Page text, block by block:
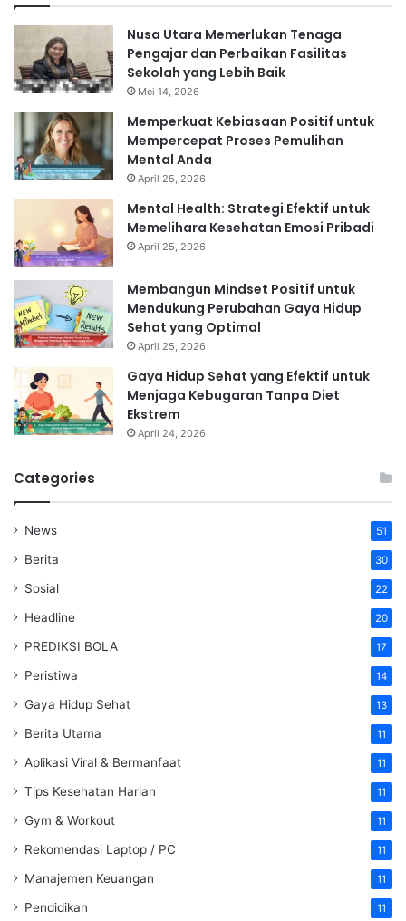
Nusa Utara Memerlukan Tenaga
Pengajar dan Perbaikan Fasilitas
Sekolah yang Lebih Baik
Mei 14, 2026
Memperkuat Kebiasaan Positif untuk
Mempercepat Proses Pemulihan
Mental Anda
April 25, 2026
Mental Health: Strategi Efektif untuk
Memelihara Kesehatan Emosi Pribadi
April 25, 2026
Membangun Mindset Positif untuk
Mendukung Perubahan Gaya Hidup
Sehat yang Optimal
April 25, 2026
Gaya Hidup Sehat yang Efektif untuk
Menjaga Kebugaran Tanpa Diet
Ekstrem
April 24, 2026
Categories
News 51
Berita 30
Sosial 22
Headline 20
PREDIKSI BOLA 17
Peristiwa 14
Gaya Hidup Sehat 13
Berita Utama 11
Aplikasi Viral & Bermanfaat 11
Tips Kesehatan Harian 11
Gym & Workout 11
Rekomendasi Laptop / PC 11
Manajemen Keuangan 11
Pendidikan 11